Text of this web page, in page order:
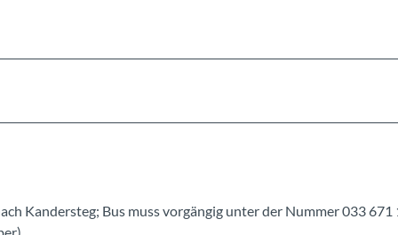
Kandersteg; Bus muss vorgängig unter der Nummer 033 671